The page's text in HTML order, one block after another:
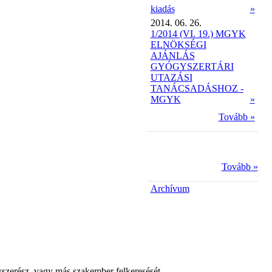
kiadás
»
2014. 06. 26.
1/2014 (VI. 19.) MGYK
ELNÖKSÉGI
AJÁNLÁS
GYÓGYSZERTÁRI
UTAZÁSI
TANÁCSADÁSHOZ -
MGYK
»
Tovább »
Tovább »
Archívum